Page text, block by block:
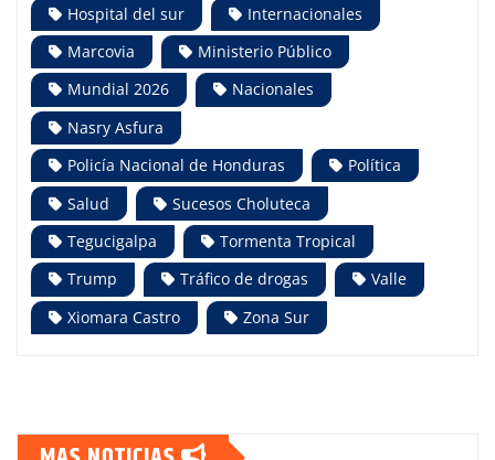
Hospital del sur
Internacionales
Marcovia
Ministerio Público
Mundial 2026
Nacionales
Nasry Asfura
Policía Nacional de Honduras
Política
Salud
Sucesos Choluteca
Tegucigalpa
Tormenta Tropical
Trump
Tráfico de drogas
Valle
Xiomara Castro
Zona Sur